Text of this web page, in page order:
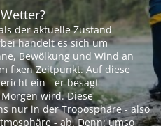
der aktuelle Zustand
handelt es sich um
Bewölkung und Wind an
fixen Zeitpunkt. Auf diese
ein - er besagt
wird. Diese
nur in der Troposphäre - also
- ab. Denn: umso